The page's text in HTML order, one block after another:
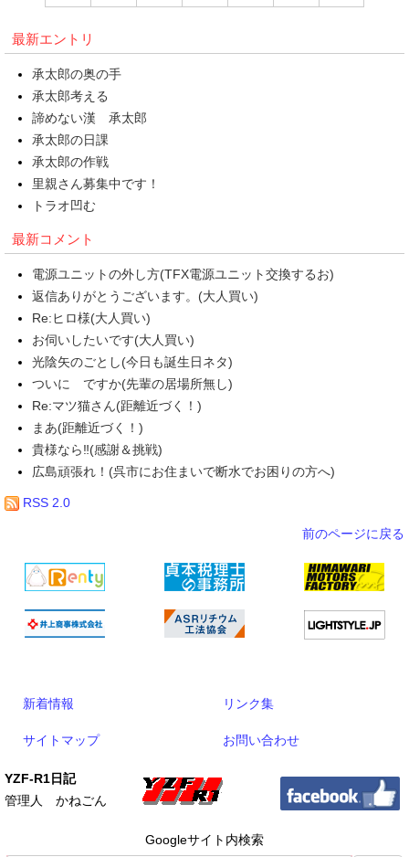
最新エントリ
承太郎の奥の手
承太郎考える
諦めない漢 承太郎
承太郎の日課
承太郎の作戦
里親さん募集中です！
トラオ凹む
最新コメント
電源ユニットの外し方(TFX電源ユニット交換するお)
返信ありがとうございます。(大人買い)
Re:ヒロ様(大人買い)
お伺いしたいです(大人買い)
光陰矢のごとし(今日も誕生日ネタ)
ついに ですか(先輩の居場所無し)
Re:マツ猫さん(距離近づく！)
まあ(距離近づく！)
貴様なら‼(感謝＆挑戦)
広島頑張れ！(呉市にお住まいで断水でお困りの方へ)
RSS 2.0
前のページに戻る
新着情報 リンク集
サイトマップ お問い合わせ
YZF-R1日記
管理人 かねごん
Googleサイト内検索